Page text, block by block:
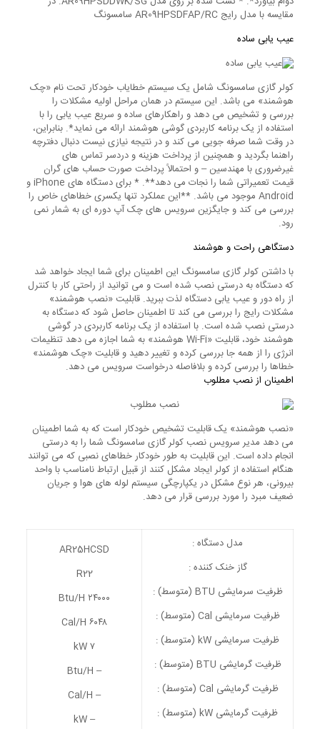
مقایسه با مدل رایج AR09HPSDFAP/RC سامسونگ
عیب یابی ساده
کولر گازی سامسونگ شامل یک سیستم خطایاب خودکار تحت نام «چک
هوشمند» می باشد. این سیستم در همان مراحل اولیه مشکلات را
بررسی و تشخیص می دهد و راهکارهای ساده و سریع عیب یابی را با
استفاده از یک برنامه کاربردی گوشی هوشمند ارائه می نماید*. بنابراین،
در وقت شما صرفه جویی می کند و در نتیجه نیازی نیست دنبال دفترچه
راهنما بگردید و همچنین از پرداخت هزینه و دردسر تماس های
غیرضروری با مهندسین – و احتمالاً پرداخت صورت حساب های گران
قیمت تعمیراتی شما را نجات می دهد**. * برای دستگاه های iPhone و
Android موجود می باشد. **این عملکرد تنها یکسری خطاهای خاص را
بررسی می کند و جایگزین سرویس های چک آپ دوره ای به شمار نمی
رود.
دستگاهی راحت و هوشمند
با داشتن کولر گازی سامسونگ این اطمینان برای شما ایجاد خواهد شد
که دستگاه به درستی نصب شده است و می توانید از راحتی کار با کنترل
از راه دور و عیب یابی دستگاه لذت ببرید. قابلیت «نصب هوشمند»
مشکلات رایج را بررسی می کند تا اطمینان حاصل شود که دستگاه به
درستی نصب شده است. با استفاده از یک برنامه کاربردی در گوشی
هوشمند خود، قابلیت «Wi-Fi هوشمند» به شما اجازه می دهد تنظیمات
انرژی را از همه جا بررسی کرده و تغییر دهید و قابلیت «چک هوشمند»
خطاها را بررسی کرده و بلافاصله درخواست سرویس می دهد.
اطمینان از نصب مطلوب
«نصب هوشمند» یک قابلیت تشخیص خودکار است که به شما اطمینان
می دهد مدیر سرویس نصب کولر گازی سامسونگ شما را به درستی
انجام داده است. این قابلیت به طور خودکار خطاهای نصبی که می توانند
هنگام استفاده از کولر ایجاد مشکل کنند از قبیل ارتباط نامناسب با واحد
بیرونی، هر نوع مشکل در یکپارچگی سیستم لوله های هوا و جریان
ضعیف مبرد را مورد بررسی قرار می دهد.
مدل دستگاه :
گاز خنک کننده :
ظرفیت سرمایشی BTU (متوسط) :
ظرفیت سرمایشی Cal (متوسط) :
ظرفیت سرمایشی kW (متوسط) :
ظرفیت گرمایشی BTU (متوسط) :
ظرفیت گرمایشی Cal (متوسط) :
ظرفیت گرمایشی kW (متوسط) :
AR25HCSD
R22
۲۴۰۰۰ Btu/H
۶۰۴۸ Cal/H
۷ kW
– Btu/H
– Cal/H
– kW